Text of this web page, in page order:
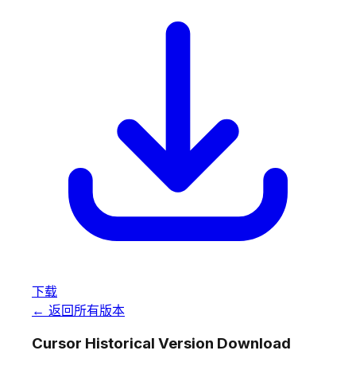
下载
← 返回所有版本
Cursor Historical Version Download